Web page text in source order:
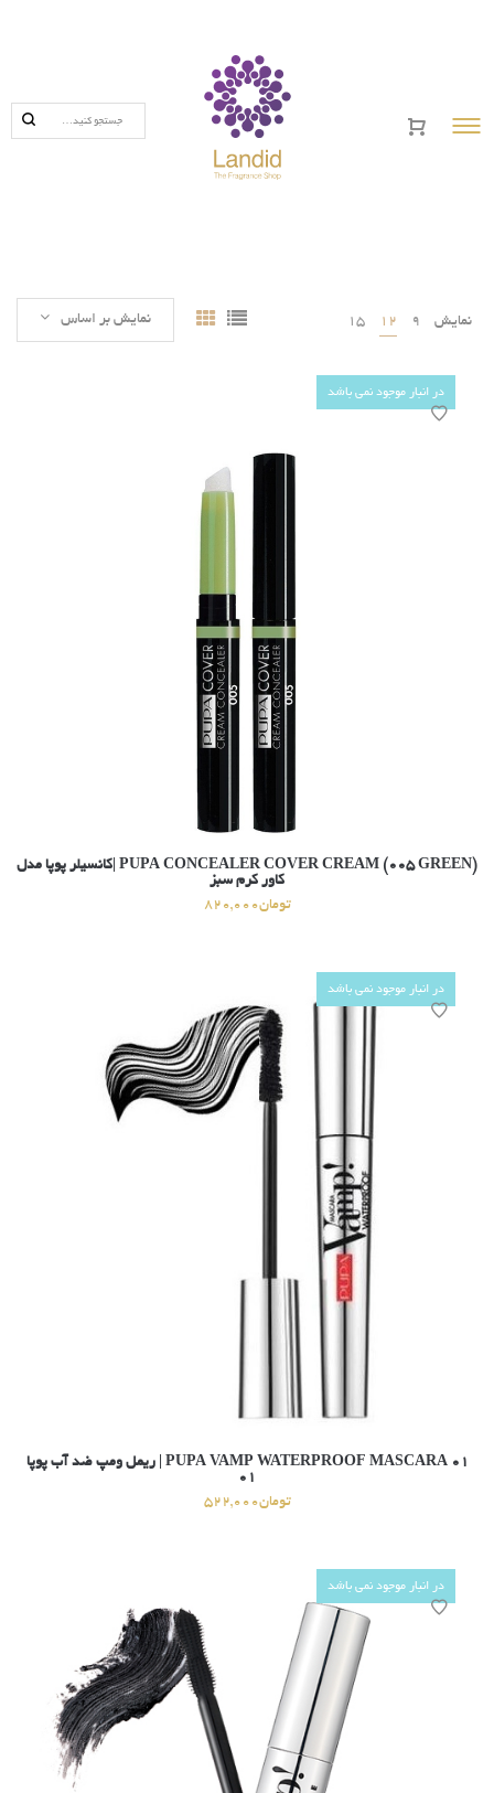
خانه
محصولات
تماس با ما نمایش 9
12
15 نمایش بر اساس
در انبار موجود نمی باشد
(PUPA CONCEALER COVER CREAM (005 GREEN |کانسیلر پوپا مدل
کاور کرم سبز
تومان820,000
در انبار موجود نمی باشد
۰۱ PUPA VAMP WATERPROOF MASCARA | ریمل ومپ ضد آب پوپا
۰۱
تومان522,000
در انبار موجود نمی باشد